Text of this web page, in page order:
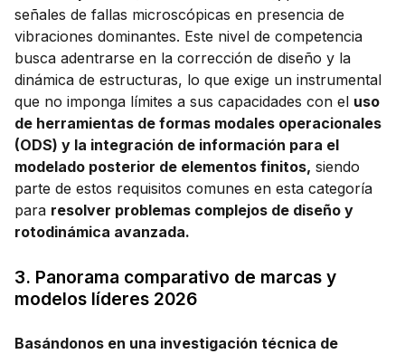
señales de fallas microscópicas en presencia de
vibraciones dominantes. Este nivel de competencia
busca adentrarse en la corrección de diseño y la
dinámica de estructuras, lo que exige un instrumental
que no imponga límites a sus capacidades con el uso
de herramientas de formas modales operacionales
(ODS) y la integración de información para el
modelado posterior de elementos finitos, siendo
parte de estos requisitos comunes en esta categoría
para resolver problemas complejos de diseño y
rotodinámica avanzada.
3. Panorama comparativo de marcas y
modelos líderes 2026
Basándonos en una investigación técnica de